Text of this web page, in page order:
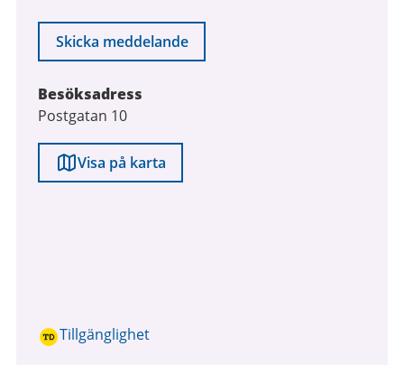
Skicka meddelande
Besöksadress
Postgatan 10
Visa på karta
Tillgänglighet